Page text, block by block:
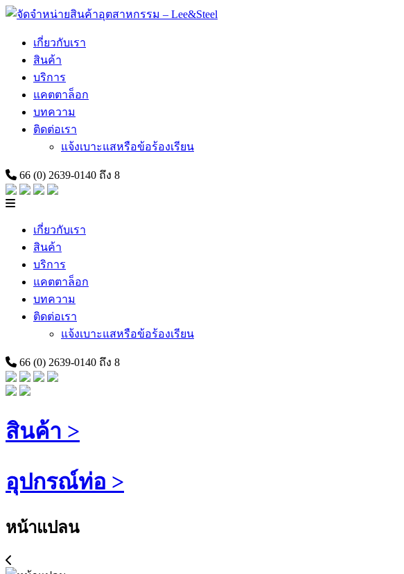
Skip
เกี่ยวกับเรา
สินค้า
บริการ
แคตตาล็อก
บทความ
ติดต่อเรา
แจ้งเบาะแสหรือข้อร้องเรียน
66 (0) 2639-0140 ถึง 8
เกี่ยวกับเรา
สินค้า
บริการ
แคตตาล็อก
บทความ
ติดต่อเรา
แจ้งเบาะแสหรือข้อร้องเรียน
66 (0) 2639-0140 ถึง 8
สินค้า >
อุปกรณ์ท่อ >
หน้าแปลน